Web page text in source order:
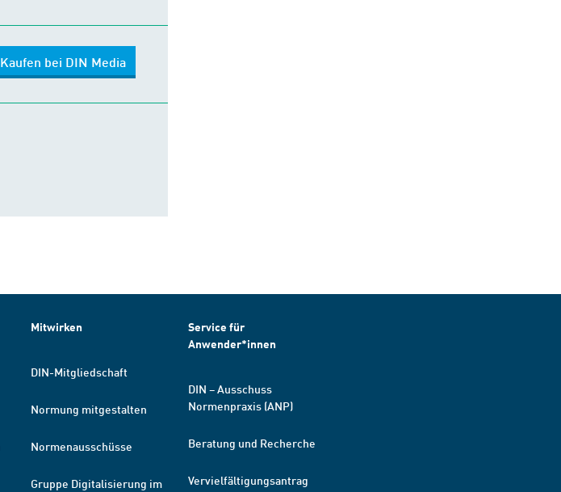
Kaufen bei DIN Media
Mitwirken
DIN-Mitgliedschaft
Normung mitgestalten
Normenausschüsse
Gruppe Digitalisierung im
Service für
Anwender*innen
DIN – Ausschuss
Normenpraxis (ANP)
Beratung und Recherche
Vervielfältigungsantrag